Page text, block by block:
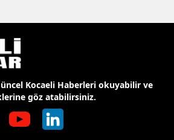
Kocaeli Haberleri okuyabilir ve
göz atabilirsiniz.